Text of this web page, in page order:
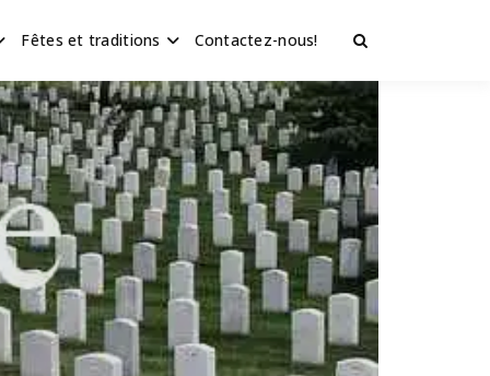
Fêtes et traditions Contactez-nous!